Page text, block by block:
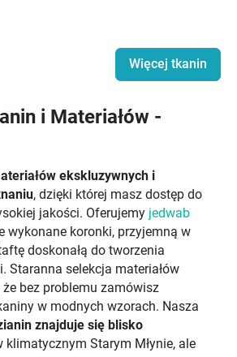
Więcej tkanin
i Materiałów -
ekskluzywnych i
, dzięki której masz dostęp do
jakości. Oferujemy jedwab
wykonane koronki, przyjemną w
doskonałą do tworzenia
Staranna selekcja materiałów
bez problemu zamówisz
w modnych wzorach. Nasza
znajduje się blisko
klimatycznym Starym Młynie, ale